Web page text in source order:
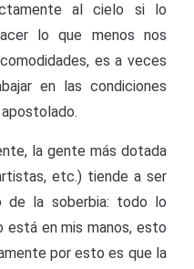
al cielo si lo
lo que menos nos
es a veces
en las condiciones
la gente más dotada
etc.) tiende a ser
de la soberbia: todo lo
en mis manos, esto
por esto es que la